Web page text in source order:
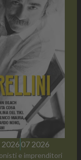
07 2026
e imprenditori